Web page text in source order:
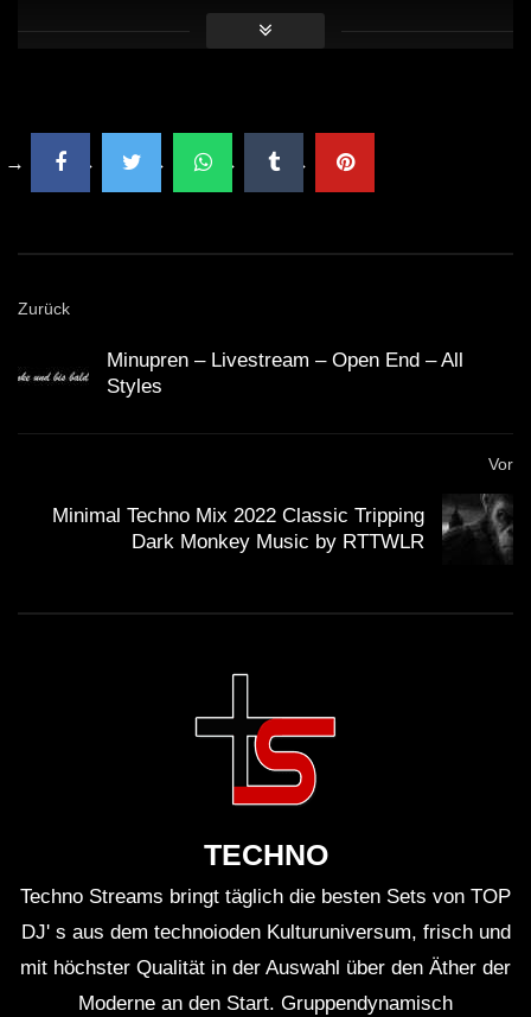
Zurück
Minupren – Livestream – Open End – All
Styles
Vor
Minimal Techno Mix 2022 Classic Tripping
Dark Monkey Music by RTTWLR
TECHNO
Techno Streams bringt täglich die besten Sets von TOP
DJ' s aus dem technoioden Kulturuniversum, frisch und
mit höchster Qualität in der Auswahl über den Äther der
Moderne an den Start. Gruppendynamisch